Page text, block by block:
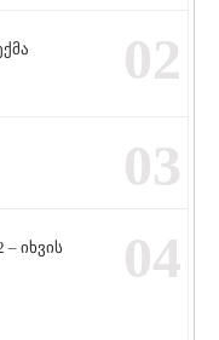
02
03
– იხვის
04